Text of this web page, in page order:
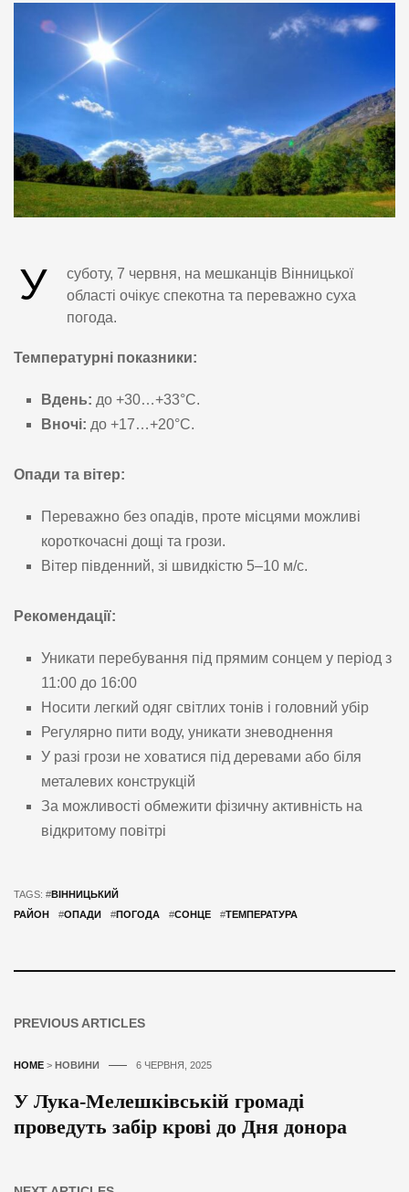
У
суботу, 7 червня, на мешканців Вінницької
області очікує спекотна та переважно суха
погода.
Температурні показники:
Вдень: до +30…+33°C.
Вночі: до +17…+20°C.
Опади та вітер:
Переважно без опадів, проте місцями можливі
короткочасні дощі та грози.
Вітер південний, зі швидкістю 5–10 м/с.
Рекомендації:
Уникати перебування під прямим сонцем у період з
11:00 до 16:00
Носити легкий одяг світлих тонів і головний убір
Регулярно пити воду, уникати зневоднення
У разі грози не ховатися під деревами або біля
металевих конструкцій
За можливості обмежити фізичну активність на
відкритому повітрі
TAGS: #ВІННИЦЬКИЙ
РАЙОН
#ОПАДИ #ПОГОДА #СОНЦЕ #ТЕМПЕРАТУРА
PREVIOUS ARTICLES
HOME > НОВИНИ 6 ЧЕРВНЯ, 2025
У Лука-Мелешківській громаді
проведуть забір крові до Дня донора